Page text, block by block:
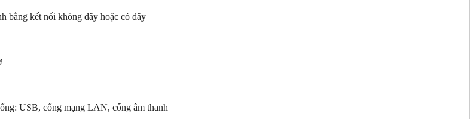
bằng kết nối không dây hoặc có dây
USB, cổng mạng LAN, cổng âm thanh